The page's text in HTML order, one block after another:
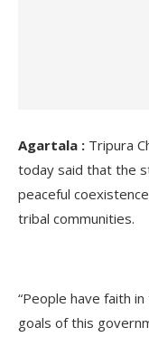
Agartala : Tripura
today said that the
peaceful
tribal communities.
“People have faith
goals of this